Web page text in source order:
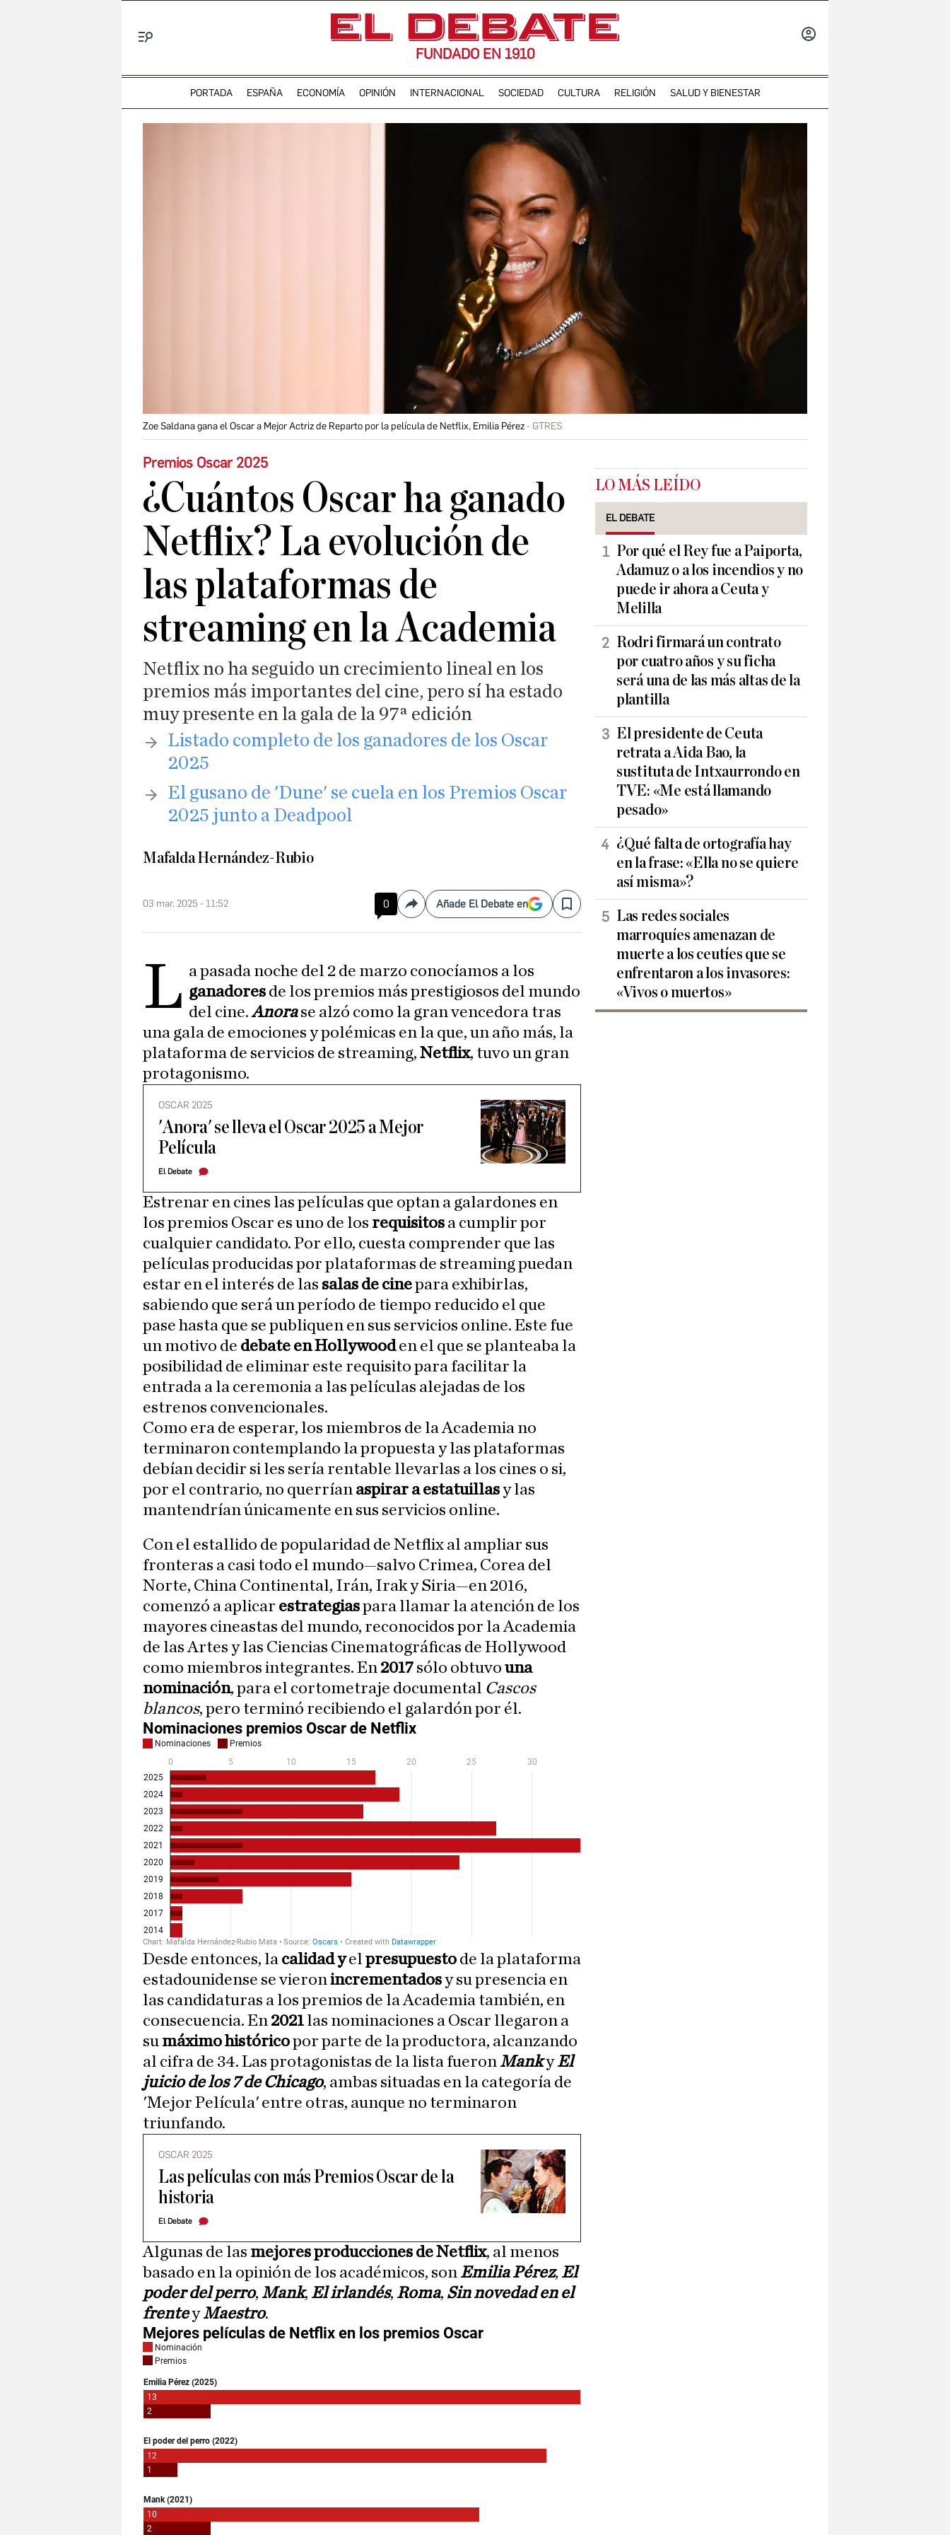
FUNDADO EN 1910
PORTADA ESPAÑA ECONOMÍA OPINIÓN INTERNACIONAL SOCIEDAD CULTURA RELIGIÓN SALUD Y BIENESTAR
Zoe Saldana gana el Oscar a Mejor Actriz de Reparto por la película de Netflix, Emilia Pérez GTRES
Premios Oscar 2025
¿Cuántos Oscar ha ganado
Netflix? La evolución de
las plataformas de
streaming en la Academia
Netflix no ha seguido un crecimiento lineal en los
premios más importantes del cine, pero sí ha estado
muy presente en la gala de la 97ª edición
​Listado completo de los ganadores de los Oscar
2025
​El gusano de 'Dune' se cuela en los Premios Oscar
2025 junto a Deadpool
Mafalda Hernández-Rubio
03 mar. 2025 - 11:52 0 CompartirAñade El Debate en Save
L a pasada noche del 2 de marzo conocíamos a los
ganadores de los premios más prestigiosos del mundo
del cine.Anorase alzó como la gran vencedora tras
una gala de emociones y polémicas en la que, un año más, la
plataforma de servicios de streaming, Netflix, tuvo un gran
protagonismo.
OSCAR 2025
'Anora' se lleva el Oscar 2025 a Mejor
Película
El Debate
Estrenar en cines las películas que optan a galardones en
los premios Oscar es uno de los requisitos a cumplir por
cualquier candidato. Por ello, cuesta comprender que las
películas producidas por plataformas de streaming puedan
estar en el interés de las salas de cinepara exhibirlas,
sabiendo que será un período de tiempo reducido el que
pase hasta que se publiquen en sus servicios online. Este fue
un motivo de debate en Hollywooden el que se planteaba la
posibilidad de eliminar este requisito para facilitar la
entrada a la ceremonia a las películas alejadas de los
estrenos convencionales.
Como era de esperar, los miembros de la Academia no
terminaron contemplando la propuesta y las plataformas
debían decidir si les sería rentable llevarlas a los cines o si,
por el contrario, no querrían aspirar a estatuillasy las
mantendrían únicamente en sus servicios online.
Con el estallido de popularidad de Netflix al ampliar sus
fronteras a casi todo el mundo—salvo Crimea, Corea del
Norte, China Continental, Irán, Irak y Siria—en 2016,
comenzó a aplicar estrategiaspara llamar la atención de los
mayores cineastas del mundo, reconocidos por la Academia
de las Artes y las Ciencias Cinematográficas de Hollywood
como miembros integrantes. En 2017 sólo obtuvo una
nominación, para el cortometraje documental Cascos
blancos, pero terminó recibiendo el galardón por él.
Desde entonces, la calidad yel presupuesto de la plataforma
estadounidense se vieronincrementadosy su presencia en
las candidaturas a los premios de la Academia también, en
consecuencia. En 2021las nominaciones a Oscar llegaron a
su máximo históricopor parte de la productora, alcanzando
al cifra de 34. Las protagonistas de la lista fueron MankyEl
juicio de los 7 de Chicago, ambas situadas en la categoría de
'Mejor Película' entre otras, aunque no terminaron
triunfando.
OSCAR 2025
Las películas con más Premios Oscar de la
historia
El Debate
Algunas de las mejores producciones de Netflix, al menos
basado en la opinión de los académicos, son Emilia Pérez, El
poder del perro, Mank, El irlandés, Roma, Sin novedad en el
frenteyMaestro.
LO MÁS LEÍDO
EL DEBATE
Por qué el Rey fue a Paiporta,
Adamuz o a los incendios y no
puede ir ahora a Ceuta y
Melilla
Rodri firmará un contrato
por cuatro años y su ficha
será una de las más altas de la
plantilla
El presidente de Ceuta
retrata a Aida Bao, la
sustituta de Intxaurrondo en
TVE: «Me está llamando
pesado»
¿Qué falta de ortografía hay
en la frase: «Ella no se quiere
así misma»?
Las redes sociales
marroquíes amenazan de
muerte a los ceutíes que se
enfrentaron a los invasores:
«Vivos o muertos»